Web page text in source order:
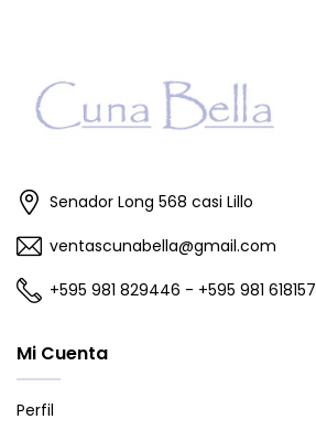
Senador Long 568 casi Lillo
ventascunabella@gmail.com
+595 981 829446 - +595 981 618157
Mi Cuenta
Perfil